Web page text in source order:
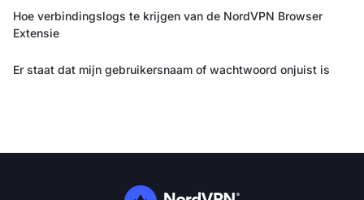
Hoe verbindingslogs te krijgen van de NordVPN Browser
Extensie
Er staat dat mijn gebruikersnaam of wachtwoord onjuist is